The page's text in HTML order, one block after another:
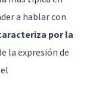
a hablar con
por la
la expresión de